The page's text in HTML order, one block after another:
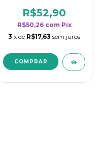
rendimento da
categoria - Flor de
Laranjeira
R$52,90
R$50,26 com Pix
3 x de R$17,63 sem juros